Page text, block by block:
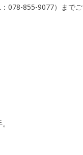
078-855-9077）までご